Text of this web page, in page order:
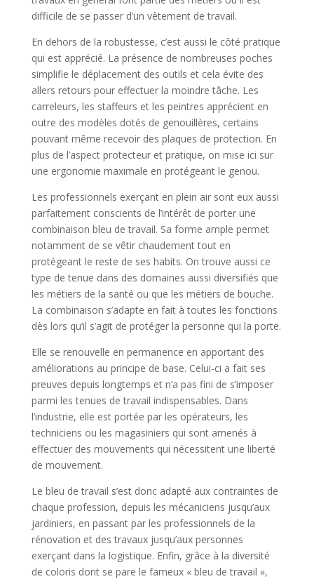
difficile de se passer d’un vêtement de travail.
En dehors de la robustesse, c’est aussi le côté pratique
qui est apprécié. La présence de nombreuses poches
simplifie le déplacement des outils et cela évite des
allers retours pour effectuer la moindre tâche. Les
carreleurs, les staffeurs et les peintres apprécient en
outre des modèles dotés de genouillères, certains
pouvant même recevoir des plaques de protection. En
plus de l’aspect protecteur et pratique, on mise ici sur
une ergonomie maximale en protégeant le genou.
Les professionnels exerçant en plein air sont eux aussi
parfaitement conscients de l’intérêt de porter une
combinaison bleu de travail. Sa forme ample permet
notamment de se vêtir chaudement tout en
protégeant le reste de ses habits. On trouve aussi ce
type de tenue dans des domaines aussi diversifiés que
les métiers de la santé ou que les métiers de bouche.
La combinaison s’adapte en fait à toutes les fonctions
dès lors qu’il s’agit de protéger la personne qui la porte.
Elle se renouvelle en permanence en apportant des
améliorations au principe de base. Celui-ci a fait ses
preuves depuis longtemps et n’a pas fini de s’imposer
parmi les tenues de travail indispensables. Dans
l’industrie, elle est portée par les opérateurs, les
techniciens ou les magasiniers qui sont amenés à
effectuer des mouvements qui nécessitent une liberté
de mouvement.
Le bleu de travail s’est donc adapté aux contraintes de
chaque profession, depuis les mécaniciens jusqu’aux
jardiniers, en passant par les professionnels de la
rénovation et des travaux jusqu’aux personnes
exerçant dans la logistique. Enfin, grâce à la diversité
de coloris dont se pare le fameux « bleu de travail »,